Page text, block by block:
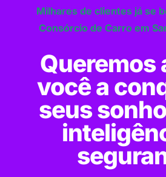
Milhares de clientes já se
Consórcio de Carro em
Queremos
você a
seus